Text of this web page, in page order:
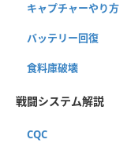
キャプチャーやり方
バッテリー回復
食料庫破壊
戦闘システム解説
CQC